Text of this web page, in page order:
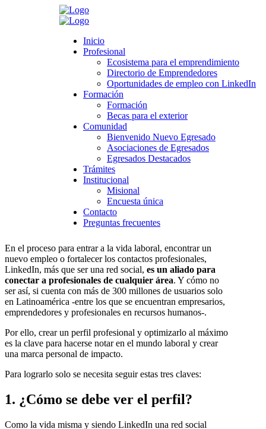
Inicio
Profesional
Ecosistema para el emprendimiento
Directorio de Emprendedores
Oportunidades de empleo con LinkedIn
Formación
Formación
Becas para el exterior
Comunidad
Bienvenido Nuevo Egresado
Asociaciones de Egresados
Egresados Destacados
Trámites
Institucional
Misional
Encuesta única
Contacto
Preguntas frecuentes
Ecosistema para el emprendimiento
Directorio de Emprendedores
Oportunidades de empleo con LinkedIn
Becas para el exterior
Bienvenido Nuevo Egresado
Asociaciones de Egresados
Egresados Destacados
Institucional
Encuesta única
Preguntas frecuentes
Profesional >LinkedIn>3 claves para crear un
perfil profesional exitoso en LinkedIn
3 claves para crear un perfil profesional
exitoso en LinkedIn
noviembre 1, 2019
LinkedIn,Profesional
Leave a comment
Imagen tomada de pexels
En el proceso para entrar a la vida laboral, encontrar un
nuevo empleo o fortalecer los contactos profesionales,
LinkedIn, más que ser una red social, es un aliado para
conectar a profesionales de cualquier área. Y cómo no
ser así, si cuenta con más de 300 millones de usuarios solo
en Latinoamérica -entre los que se encuentran empresarios,
emprendedores y profesionales en recursos humanos-.
Por ello, crear un perfil profesional y optimizarlo al máximo
es la clave para hacerse notar en el mundo laboral y crear
una marca personal de impacto.
Para lograrlo solo se necesita seguir estas tres claves:
1. ¿Cómo se debe ver el perfil?
Como la vida misma y siendo LinkedIn una red social